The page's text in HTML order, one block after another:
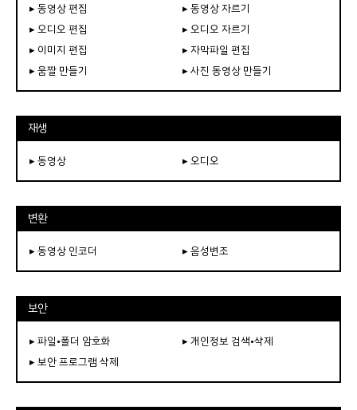
▸ 동영상 편집
▸ 동영상 자르기
▸ 오디오 편집
▸ 오디오 자르기
▸ 이미지 편집
▸ 자막파일 편집
▸ 움짤 만들기
▸ 사진 동영상 만들기
재생
▸ 동영상 ▸ 오디오
변환
▸ 동영상 인코더 ▸ 음성변조
보안
▸ 파일•폴더 암호화
▸ 개인정보 검색•삭제
▸ 보안 프로그램 삭제